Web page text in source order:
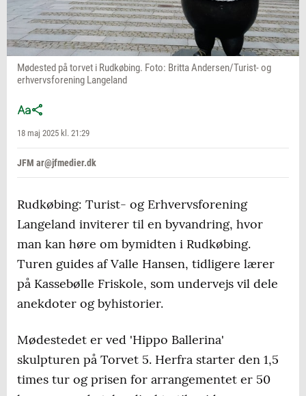
Mødested på torvet i Rudkøbing. Foto: Britta Andersen/Turist- og
erhvervsforening Langeland
18 maj 2025 kl. 21:29
JFM ar@jfmedier.dk
Rudkøbing: Turist- og Erhvervsforening
Langeland inviterer til en byvandring, hvor
man kan høre om bymidten i Rudkøbing.
Turen guides af Valle Hansen, tidligere lærer
på Kassebølle Friskole, som undervejs vil dele
anekdoter og byhistorier.
Mødestedet er ved 'Hippo Ballerina'
skulpturen på Torvet 5. Herfra starter den 1,5
times tur og prisen for arrangementet er 50